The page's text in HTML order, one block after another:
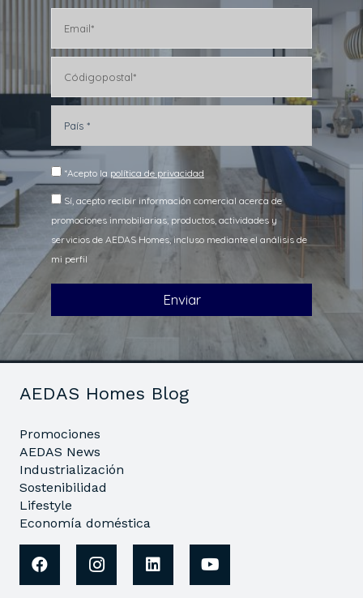
AEDAS Homes Blog
Promociones
AEDAS News
Industrialización
Sostenibilidad
Lifestyle
Economía doméstica